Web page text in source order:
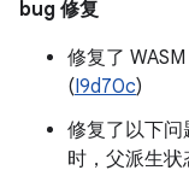
bug 修复
修复了
(I9d70c)
修复了以下
时，父派生